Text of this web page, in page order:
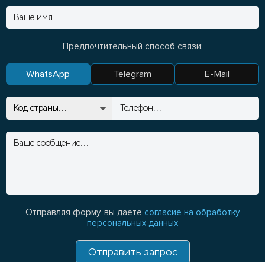
Предпочтительный способ связи:
WhatsApp Telegram E-Mail
Отправляя форму, вы даете согласие на обработку
персональных данных
Отправить запрос